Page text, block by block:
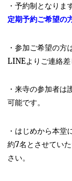
・予約制となりま
定期予約ご希望の
・参加ご希望の
LINEよりご連絡差
・来寺の参加者
可能です。
・はじめから本堂
約7名とさせてい
さい。